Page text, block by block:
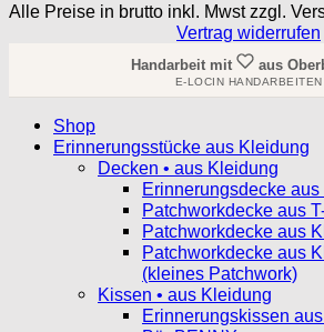
Alle Preise in brutto inkl. Mwst zzgl.
Vertrag widerrufen
Handarbeit mit aus
E-LOCIN HANDARBEITEN
Shop
Erinnerungsstücke aus Kleidung
Decken • aus Kleidung
Erinnerungsdecke
Patchworkdecke aus
Patchworkdecke aus
Patchworkdecke aus
(kleines Patchwork)
Kissen • aus Kleidung
Erinnerungskissen